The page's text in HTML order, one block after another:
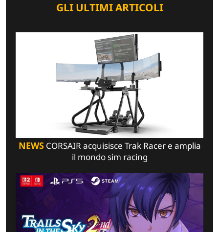
GLI ULTIMI ARTICOLI
NEWSCORSAIR acquisisce Trak Racer e amplia
il mondo sim racing